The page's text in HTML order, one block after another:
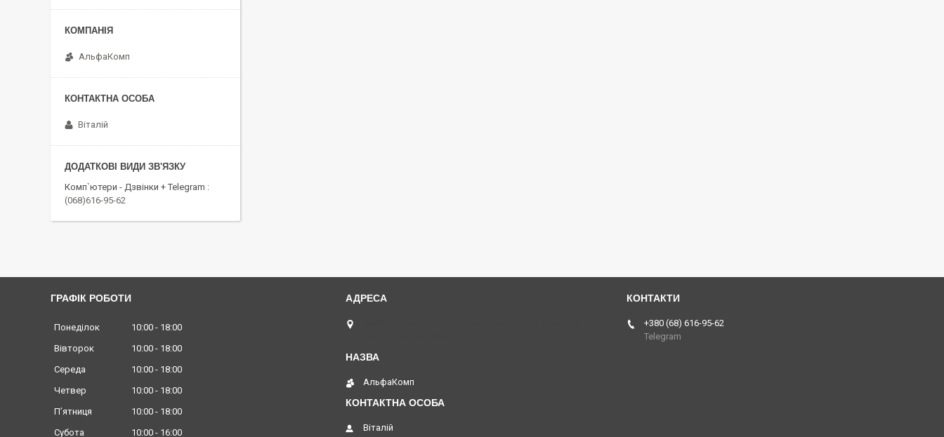
АльфаКомп
Віталій
Комп`ютери - Дзвінки + Telegram
(068)616-95-62
ГРАФІК РОБОТИ
Понеділок 10:00
18:00
Вівторок
10:00
18:00
Середа
10:00
18:00
Четвер
10:00
18:00
Пʼятниця
10:00
18:00
Субота
10:00 16:00
АльфаКомп
Віталій
+380 (68) 616-95-62
Telegram